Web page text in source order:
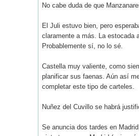
No cabe duda de que
El Juli estuvo bien, pero
claramente a más. La estocada
Probablemente sí, no lo sé.
Castella muy valiente, como
planificar sus faenas. Aún así
completar este tipo de carteles.
Nuñez del Cuvillo se habrá
Se anuncia dos tardes en